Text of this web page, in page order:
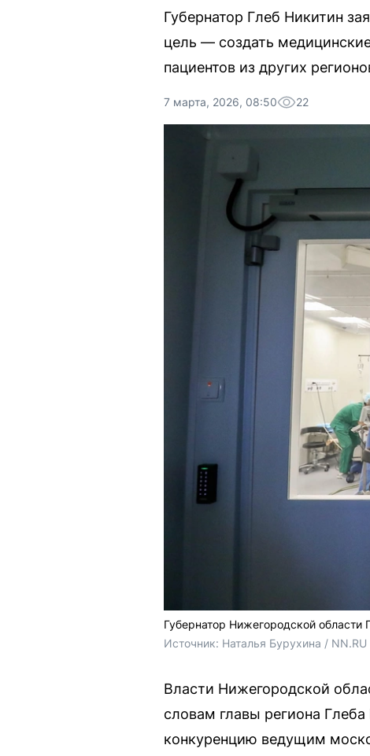
Губернатор Глеб Никитин
цель — создать
пациентов из других
7 марта, 2026, 08:50 22
Губернатор Нижегородской
Источник: Наталья Бурухина / NN.RU
Власти Нижегородской
словам главы региона
конкуренцию ведущим